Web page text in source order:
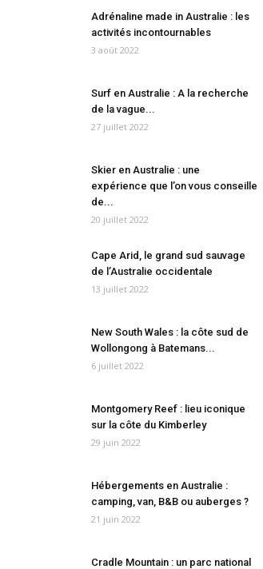
Adrénaline made in Australie : les
activités incontournables
3 août 2022
Surf en Australie : A la recherche
de la vague...
27 juillet 2022
Skier en Australie : une
expérience que l’on vous conseille
de...
20 juillet 2022
Cape Arid, le grand sud sauvage
de l’Australie occidentale
13 juillet 2022
New South Wales : la côte sud de
Wollongong à Batemans...
6 juillet 2022
Montgomery Reef : lieu iconique
sur la côte du Kimberley
29 juin 2022
Hébergements en Australie :
camping, van, B&B ou auberges ?
21 juin 2022
Cradle Mountain : un parc national